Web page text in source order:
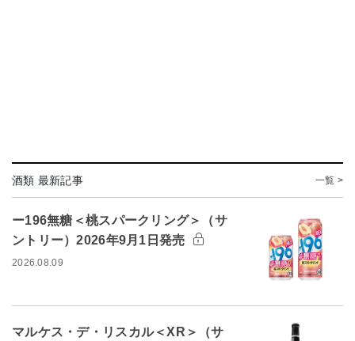
酒類 最新記事 一覧 >
ー196無糖＜桃スパークリング＞（サ
ントリー）2026年9月1日発売
2026.08.09
マルケス・デ・リスカル＜XR＞（サ